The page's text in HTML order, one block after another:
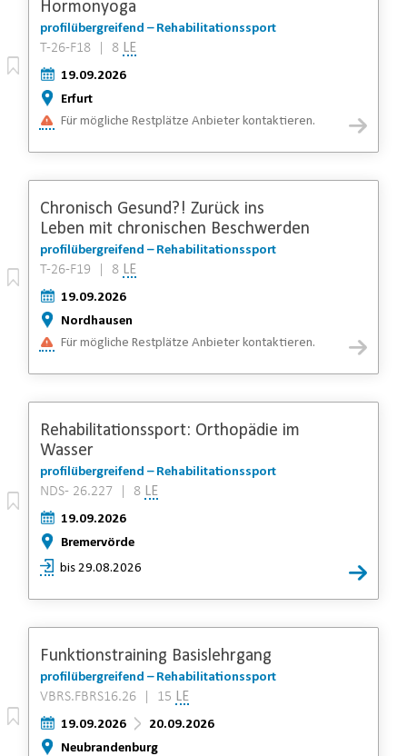
Hormonyoga
profilübergreifend – Rehabilitationssport
T-26-F18 | 8 LE
19.09.2026
Erfurt
Für mögliche Restplätze Anbieter kontaktieren.
Chronisch Gesund?! Zurück ins
Leben mit chronischen Beschwerden
profilübergreifend – Rehabilitationssport
T-26-F19 | 8 LE
19.09.2026
Nordhausen
Für mögliche Restplätze Anbieter kontaktieren.
Rehabilitationssport: Orthopädie im
Wasser
profilübergreifend – Rehabilitationssport
NDS- 26.227 | 8 LE
19.09.2026
Bremervörde
bis 29.08.2026
Funktionstraining Basislehrgang
profilübergreifend – Rehabilitationssport
VBRS.FBRS16.26 | 15 LE
19.09.2026
20.09.2026
Neubrandenburg